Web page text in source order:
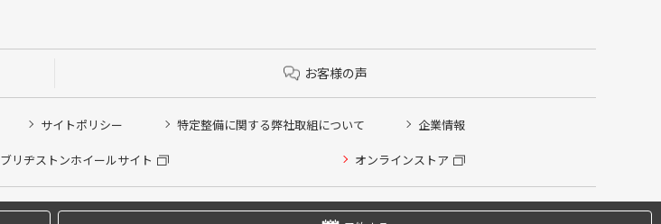
お客様の声
サイトポリシー 特定整備に関する弊社取組について 企業情報
ブリヂストンホイールサイト オンラインストア